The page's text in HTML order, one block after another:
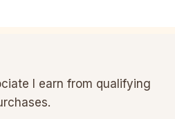
I earn from qualifying